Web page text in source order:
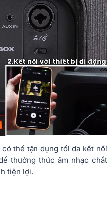
thể tận dụng tối đa kết nối
thưởng thức âm nhạc chất
tiện lợi.